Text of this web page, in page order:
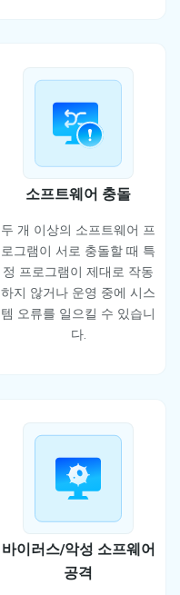
소프트웨어 충돌
두 개 이상의 소프트웨어 프
로그램이 서로 충돌할 때 특
정 프로그램이 제대로 작동
하지 않거나 운영 중에 시스
템 오류를 일으킬 수 있습니
다.
바이러스/악성 소프웨어
공격